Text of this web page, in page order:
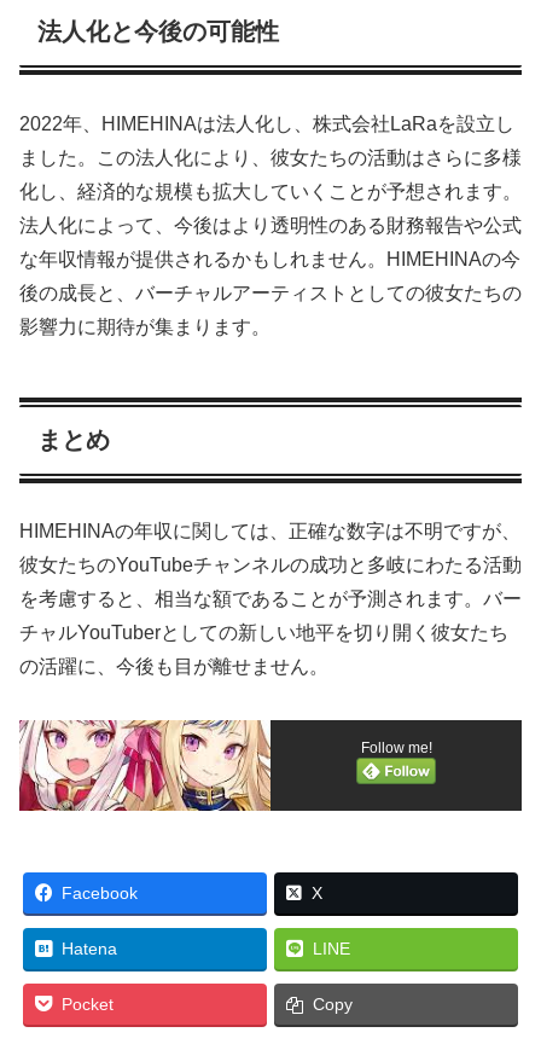
法人化と今後の可能性
2022年、HIMEHINAは法人化し、株式会社LaRaを設立し
ました。この法人化により、彼女たちの活動はさらに多様
化し、経済的な規模も拡大していくことが予想されます。
法人化によって、今後はより透明性のある財務報告や公式
な年収情報が提供されるかもしれません。HIMEHINAの今
後の成長と、バーチャルアーティストとしての彼女たちの
影響力に期待が集まります。
まとめ
HIMEHINAの年収に関しては、正確な数字は不明ですが、
彼女たちのYouTubeチャンネルの成功と多岐にわたる活動
を考慮すると、相当な額であることが予測されます。バー
チャルYouTuberとしての新しい地平を切り開く彼女たち
の活躍に、今後も目が離せません。
Follow me!
Facebook X
Hatena LINE
Pocket Copy